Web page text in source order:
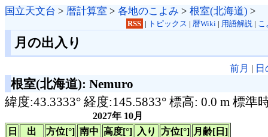
国立天文台 > 暦計算室 > 各地のこよみ > 根室(北海道) >
RSS | トピックス | 暦Wiki| 用語解説| こ
月の出入り
前月 |
根室(北海道): Nemuro
緯度:43.3333° 経度:145.5833° 標高: 0.0 m 標準
2027年 10月
日
出 方位[°] 南中 高度[°] 入り 方位[°] 月齢[日]